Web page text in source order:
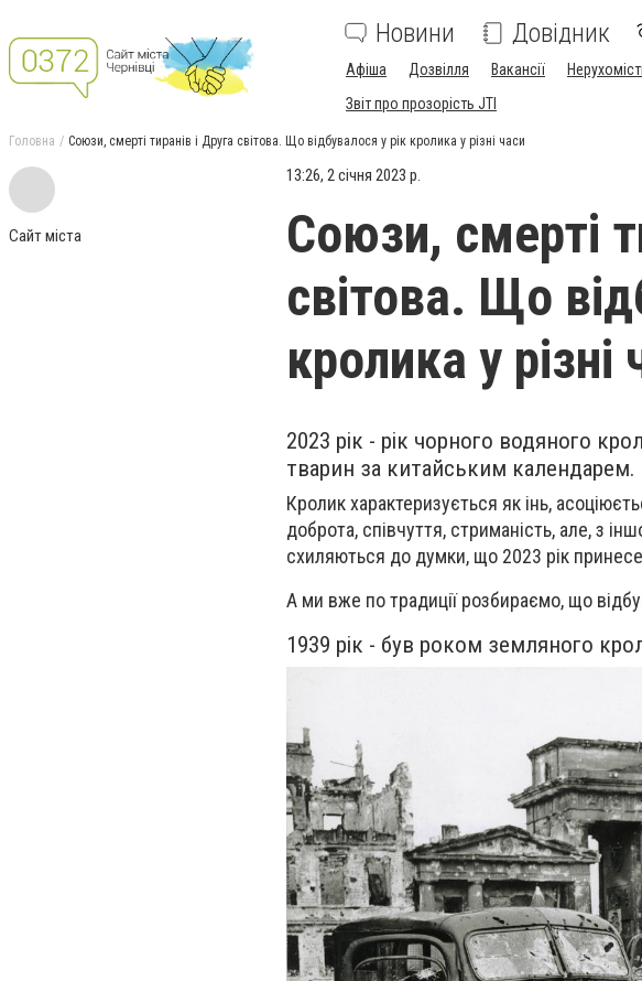
Новини Довідник
Афіша Дозвілля Вакансії
Звіт про прозорість JTI
Головна Союзи, смерті тиранів і Друга світова. Що відбувалося у рік кролика у різні часи
Сайт міста
13:26, 2 січня 2023 р.
Союзи, смерті
світова. Що
кролика у різні
2023 рік - рік чорного водяного
тварин за китайським календарем.
Кролик характеризується як інь,
доброта, співчуття, стриманість, але, з
схиляються до думки, що 2023 рік
А ми вже по традиції розбираємо, що
1939 рік - був роком земляного